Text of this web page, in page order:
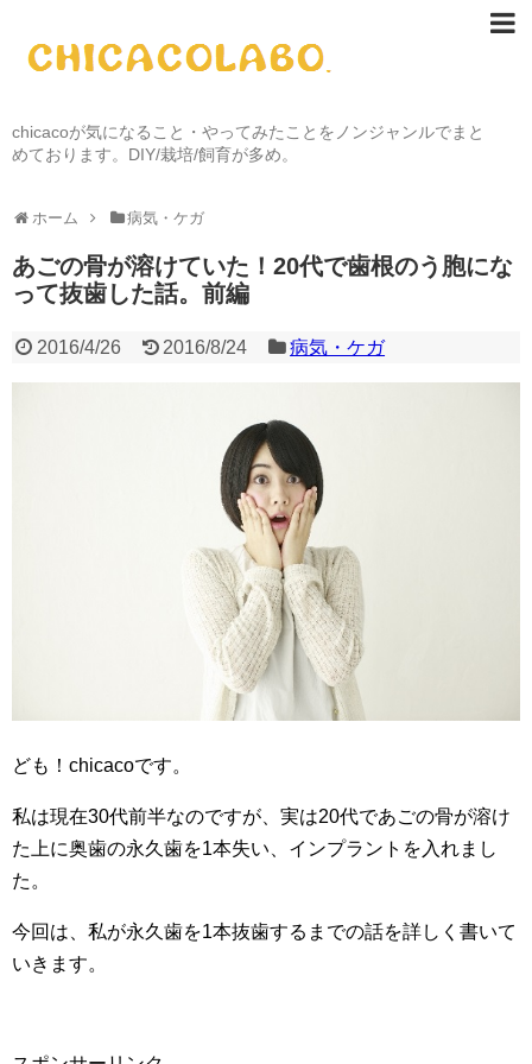
chicacoが気になること・やってみたことをノンジャンルでまと
めております。DIY/栽培/飼育が多め。
ホーム 病気・ケガ
あごの骨が溶けていた！20代で歯根のう胞にな
って抜歯した話。前編
2016/4/26 2016/8/24 病気・ケガ
ども！chicacoです。
私は現在30代前半なのですが、実は20代であごの骨が溶け
た上に奥歯の永久歯を1本失い、インプラントを入れまし
た。
今回は、私が永久歯を1本抜歯するまでの話を詳しく書いて
いきます。